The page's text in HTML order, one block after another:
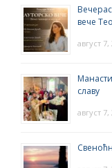
вече
август 7,
славу
август 7,